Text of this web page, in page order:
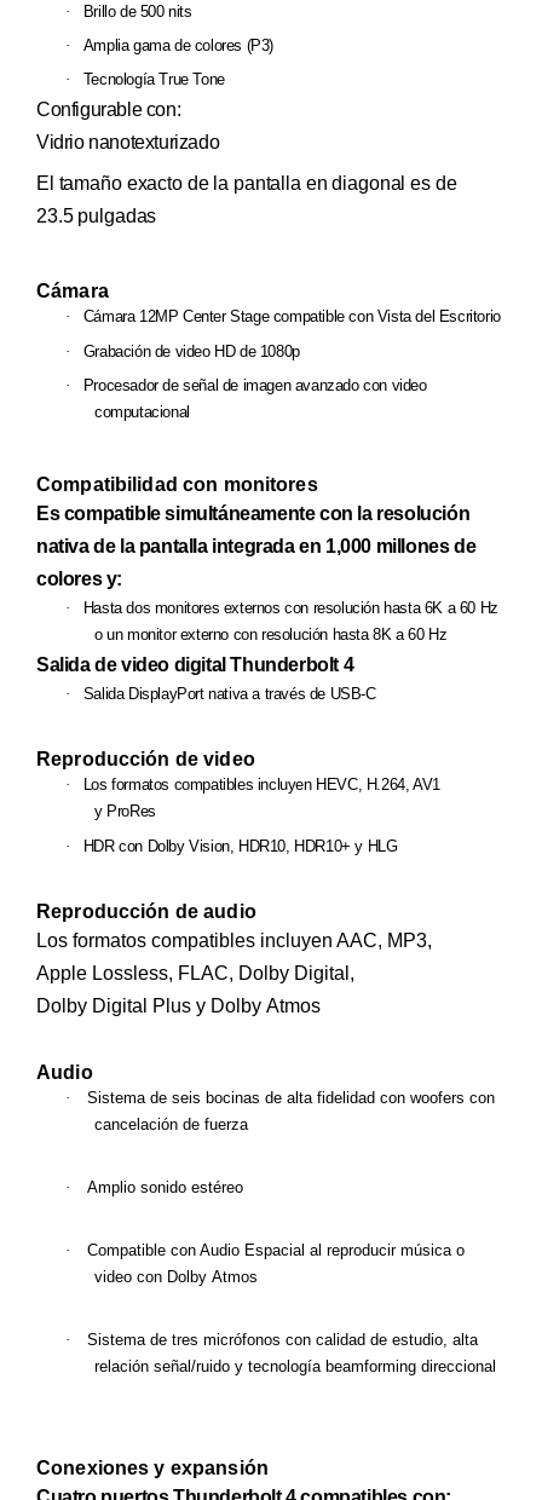
·
Brillo de 500 nits
·
Amplia gama de colores (P3)
·
Tecnología True Tone
Configurable con:
Vidrio nanotexturizado
El tamaño exacto de la pantalla en diagonal es de
23.5 pulgadas
Cámara
·
Cámara 12MP Center Stage compatible con Vista del Escritorio
·
Grabación de video HD de 1080p
·
Procesador de señal de imagen avanzado con video
computacional
Compatibilidad con monitores
Es compatible simultáneamente con la resolución
nativa de la pantalla integrada en 1,000 millones de
colores y:
·
Hasta dos monitores externos con resolución hasta 6K a 60 Hz
o un monitor externo con resolución hasta 8K a 60 Hz
Salida de video digital Thunderbolt 4
· Salida DisplayPort nativa a través de USB‑C
Reproducción de video
·
Los formatos compatibles incluyen HEVC, H.264, AV1
y ProRes
·
HDR con Dolby Vision, HDR10, HDR10+ y HLG
Reproducción de audio
Los formatos compatibles incluyen AAC, MP3,
Apple Lossless, FLAC, Dolby Digital,
Dolby Digital Plus y Dolby Atmos
Audio
·
Sistema de seis bocinas de alta fidelidad con woofers con
cancelación de fuerza
· Amplio sonido estéreo
·
Compatible con Audio Espacial al reproducir música o
video con Dolby Atmos
·
Sistema de tres micrófonos con calidad de estudio, alta
relación señal/ruido y tecnología beamforming direccional
Conexiones y expansión